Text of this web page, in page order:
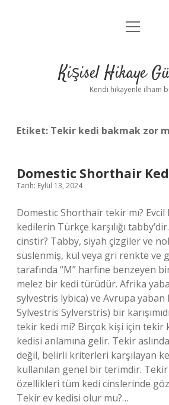
Anasayfa
Yasal Uyarı
menüyü
Kişisel Hikaye
Kendi hikayenle ilham
Etiket: Tekir kedi bakmak zor
Domestic Shorthair
Tarih: Eylül 13, 2024
Domestic Shorthair tekir mı? Evcil
kedilerin Türkçe karşılığı
cinstir? Tabby, siyah çizgiler ve
süslenmiş, kül veya gri renkte ve
tarafında “M” harfine benzeyen
melez bir kedi türüdür. Afrika
sylvestris lybica) ve Avrupa yaban
Sylvestris Sylverstris) bir
tekir kedi mi? Birçok kişi için tekir
kedisi anlamına gelir. Tekir
değil, belirli kriterleri karşılayan
kullanılan genel bir terimdir.
özellikleri tüm kedi cinslerinde
Tekir ev kedisi olur mu?…